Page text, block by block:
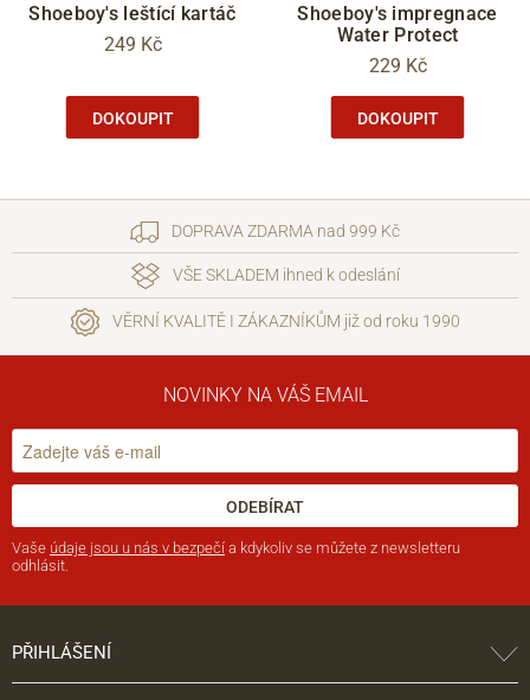
Shoeboy's leštící kartáč
249 Kč
DOKOUPIT
Shoeboy's impregnace
Water Protect
229 Kč
DOKOUPIT
DOPRAVA ZDARMA nad 999 Kč
VŠE SKLADEM ihned k odeslání
VĚRNÍ KVALITĚ I ZÁKAZNÍKŮM již od roku 1990
NOVINKY NA VÁŠ EMAIL
ODEBÍRAT
Vaše údaje jsou u nás v bezpečí a kdykoliv se můžete z newsletteru
odhlásit.
PŘIHLÁŠENÍ